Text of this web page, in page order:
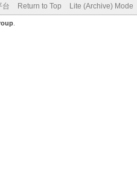
台 Return to Top Lite (Archive) Mode